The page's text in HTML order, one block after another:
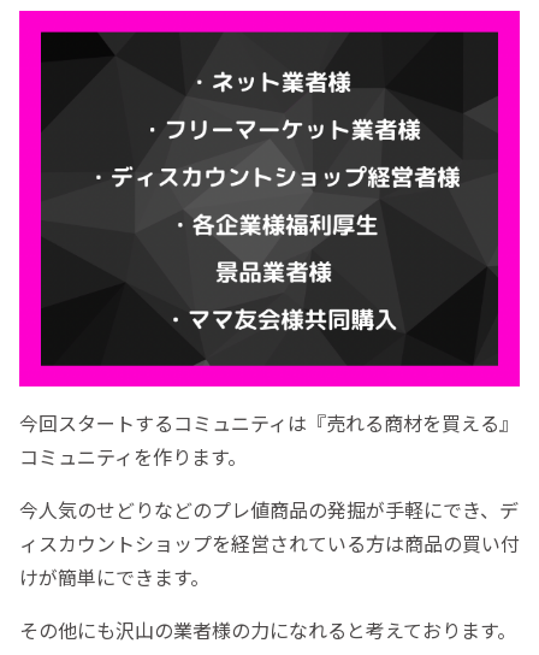
今回スタートするコミュニティは『売れる商材を買える』
コミュニティを作ります。
今人気のせどりなどのプレ値商品の発掘が手軽にでき、デ
ィスカウントショップを経営されている方は商品の買い付
けが簡単にできます。
その他にも沢山の業者様の力になれると考えております。